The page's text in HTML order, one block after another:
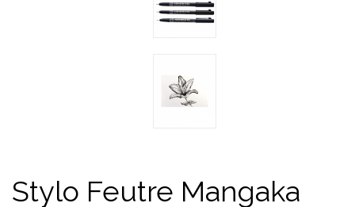
Stylo Feutre Mangaka